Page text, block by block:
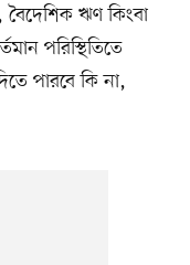
বৈদেশিক ঋণ কিংবা
পরিস্থিতিতে
পারবে কি না,